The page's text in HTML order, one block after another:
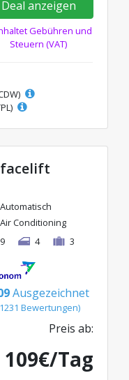
Deal anzeigen
Gebühren und
Steuern (VAT)
facelift
Automatisch
Air Conditioning
9
4 3
Ausgezeichnet
Bewertungen)
Preis ab:
109€/Tag